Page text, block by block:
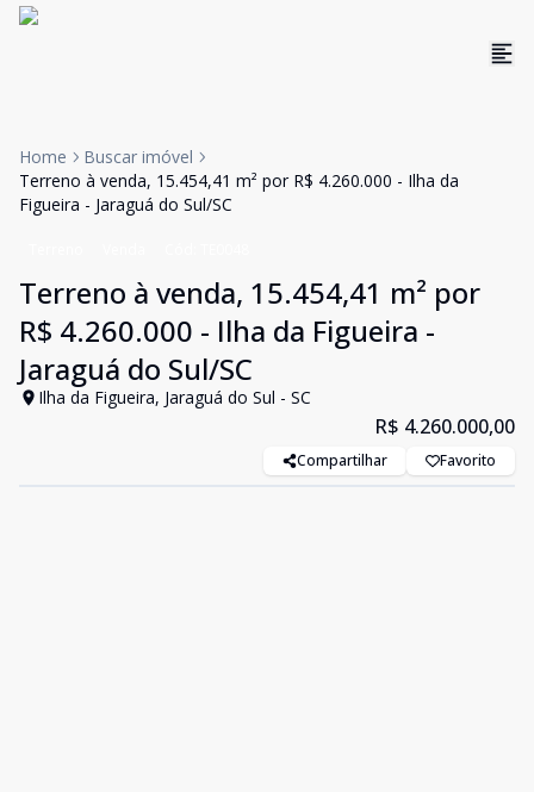
Home
Buscar imóvel
Terreno à venda, 15.454,41 m² por R$ 4.260.000 - Ilha da
Figueira - Jaraguá do Sul/SC
Terreno à venda, 15.454,41 m² por
R$ 4.260.000 - Ilha da Figueira -
Jaraguá do Sul/SC
Ilha da Figueira, Jaraguá do Sul - SC
R$ 4.260.000,00
Compartilhar Favorito